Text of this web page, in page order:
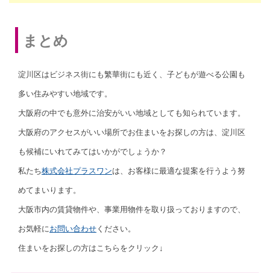
まとめ
淀川区はビジネス街にも繁華街にも近く、子どもが遊べる公園も
多い住みやすい地域です。
大阪府の中でも意外に治安がいい地域としても知られています。
大阪府のアクセスがいい場所でお住まいをお探しの方は、淀川区
も候補にいれてみてはいかがでしょうか？
私たち株式会社プラスワンは、お客様に最適な提案を行うよう努
めてまいります。
大阪市内の賃貸物件や、事業用物件を取り扱っておりますので、
お気軽にお問い合わせ ください。
住まいをお探しの方はこちらをクリック↓